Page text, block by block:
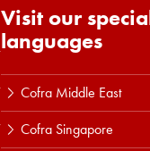
Visit our
languages
Cofra Middle East
Cofra Singapore